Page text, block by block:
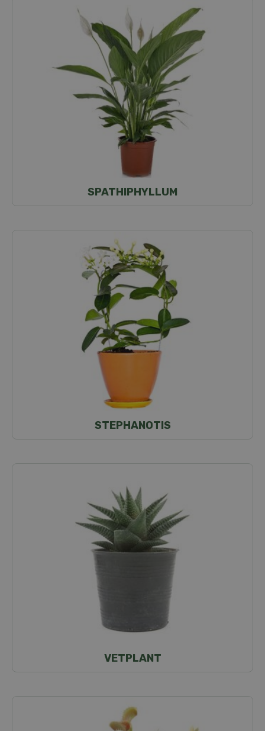
SPATHIPHYLLUM
STEPHANOTIS
VETPLANT